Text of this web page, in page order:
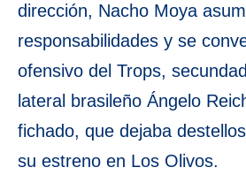
dirección, Nacho Moya
responsabilidades y se
ofensivo del Trops,
lateral brasileño Ángelo
fichado, que dejaba
su estreno en Los Olivos.